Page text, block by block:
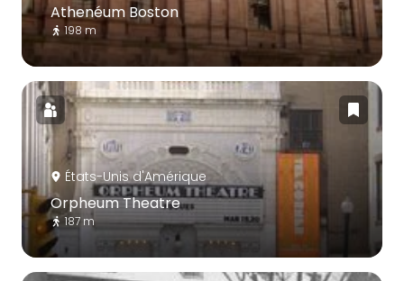
Athenéum Boston
198 m
États-Unis d'Amérique
Orpheum Theatre
187 m